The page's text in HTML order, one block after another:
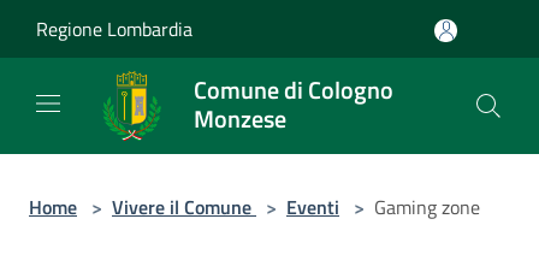
Regione Lombardia
Comune di Cologno
Monzese
Home > Vivere il Comune > Eventi > Gaming zone